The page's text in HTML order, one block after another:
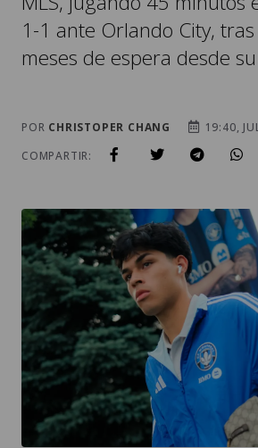
1-1 ante Orlando City,
meses de espera desde
POR CHRISTOPER CHANG
19:40,
COMPARTIR: